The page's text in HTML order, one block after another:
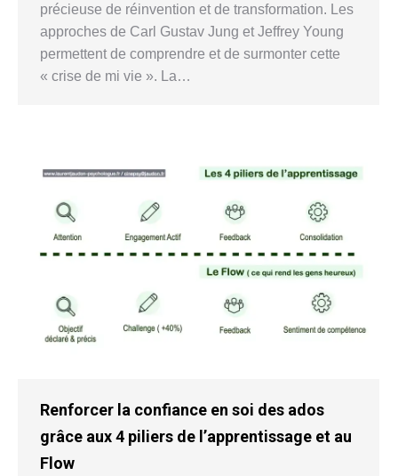
précieuse de réinvention et de transformation. Les
approches de Carl Gustav Jung et Jeffrey Young
permettent de comprendre et de surmonter cette
« crise de mi vie ». La…
Renforcer la confiance en soi des ados
grâce aux 4 piliers de l’apprentissage et au
Flow